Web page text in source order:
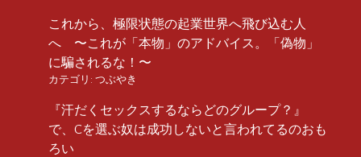
これから、極限状態の起業世界へ飛び込む人
へ 〜これが「本物」のアドバイス。「偽物」
に騙されるな！〜
カテゴリ: つぶやき
『汗だくセックスするならどのグループ？』
で、Cを選ぶ奴は成功しないと言われてるのおも
ろい